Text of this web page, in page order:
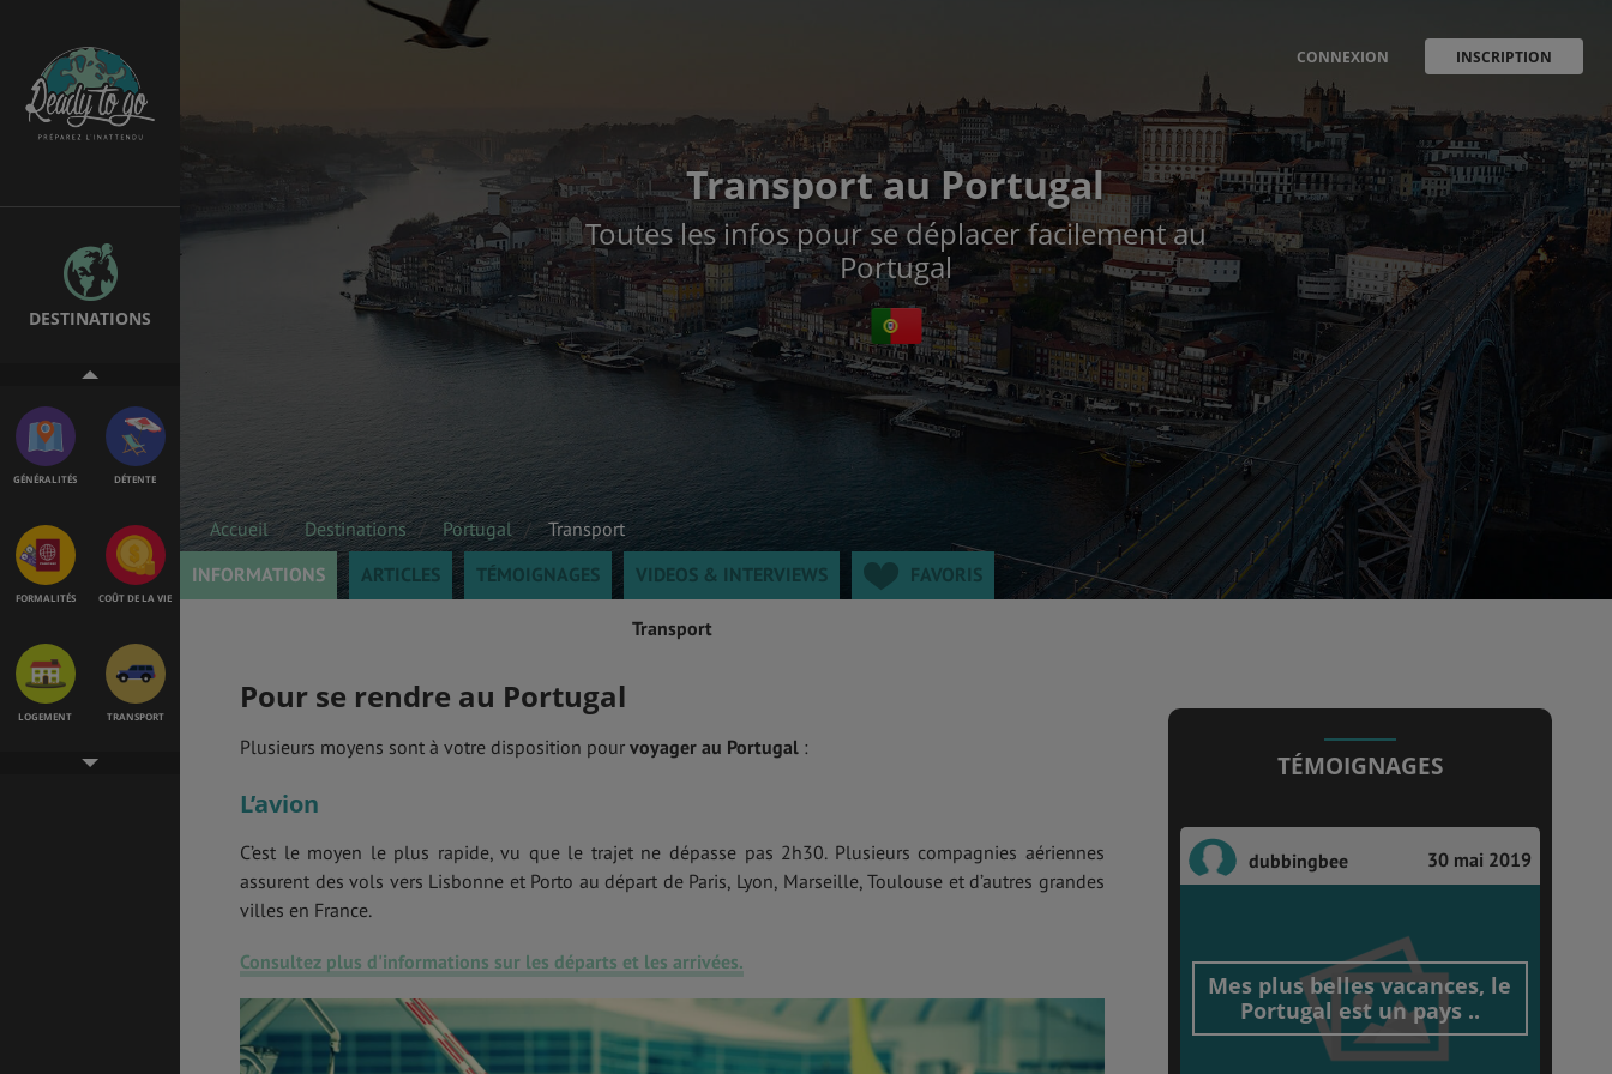
DESTINATIONS
EMPLOIS &
STAGES
BONS PLANS
GÉNÉRALITÉS DÉTENTE
FORMALITÉS COÛT DE LA VIE
LOGEMENT TRANSPORT
CONNEXION INSCRIPTION
Transport au Portugal
Toutes les infos pour se déplacer facilement au
Portugal
Accueil Destinations Portugal
Transport
INFORMATIONS
ARTICLES TÉMOIGNAGES VIDEOS & INTERVIEWS FAVORIS
Transport
Pour se rendre au Portugal
Plusieurs moyens sont à votre disposition pour voyager au Portugal :
L’avion
C’est le moyen le plus rapide, vu que le trajet ne dépasse pas 2h30. Plusieurs compagnies aériennes
assurent des vols vers Lisbonne et Porto au départ de Paris, Lyon, Marseille, Toulouse et d’autres grandes
villes en France.
Consultez plus d'informations sur les départs et les arrivées.
TÉMOIGNAGES
dubbingbee 30 mai 2019
Mes plus belles vacances, le
Portugal est un pays ..